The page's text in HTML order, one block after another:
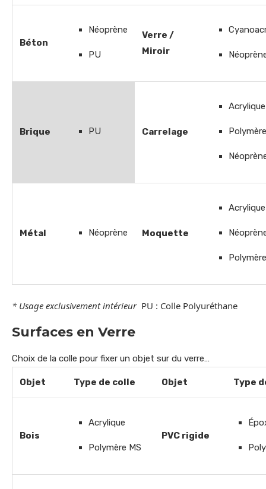
Béton
Néoprène
PU
Verre /
Miroir
Brique PU Carrelage
Acrylique
Métal Néoprène Moquette
Acrylique
* Usage exclusivement intérieur PU : Colle Polyuréthane
Surfaces en Verre
Choix de la colle pour fixer un objet sur du verre…
Objet Type de colle Objet Type
Bois
Acrylique
Polymère MS
PVC rigide